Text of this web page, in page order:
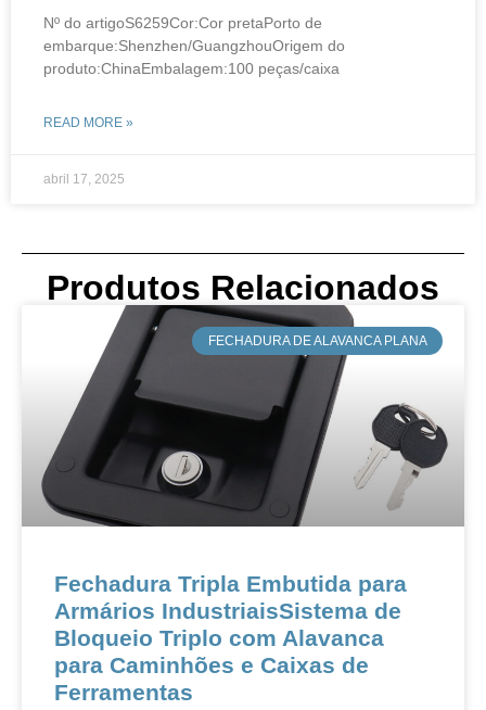
Nº do artigoS6259Cor:Cor pretaPorto de
embarque:Shenzhen/GuangzhouOrigem do
produto:ChinaEmbalagem:100 peças/caixa
READ MORE »
abril 17, 2025
Produtos Relacionados
​FECHADURA DE ALAVANCA PLANA
Fechadura Tripla Embutida para
Armários IndustriaisSistema de
Bloqueio Triplo com Alavanca
para Caminhões e Caixas de
Ferramentas